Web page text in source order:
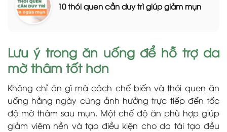
10 thói quen cần duy trì giúp giảm mụn
Lưu ý trong ăn uống để hỗ trợ da
mờ thâm tốt hơn
Không chỉ ăn gì mà cách chế biến và thói quen ăn
uống hằng ngày cũng ảnh hưởng trực tiếp đến tốc
độ mờ thâm sau mụn. Một chế độ ăn phù hợp giúp
giảm viêm nền và tạo điều kiện cho da tái tạo đều